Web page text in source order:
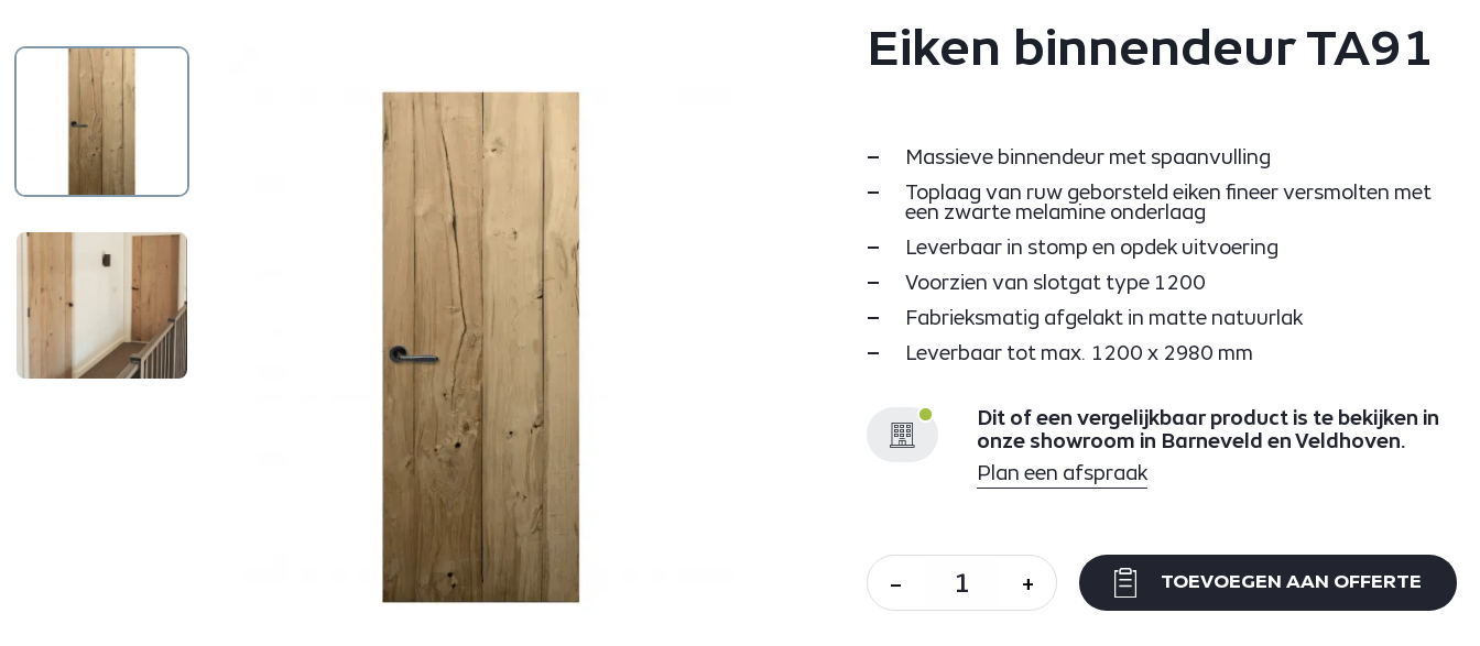
Eiken binnendeur TA91
Massieve binnendeur met spaanvulling
Toplaag van ruw geborsteld eiken fineer versmolten met
een zwarte melamine onderlaag
Leverbaar in stomp en opdek uitvoering
Voorzien van slotgat type 1200
Fabrieksmatig afgelakt in matte natuurlak
Leverbaar tot max. 1200 x 2980 mm
Dit of een vergelijkbaar product is te bekijken in
onze showroom in Barneveld en Veldhoven.
Plan een afspraak
- + TOEVOEGEN AAN OFFERTE